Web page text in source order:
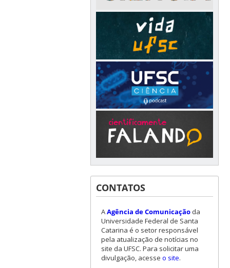
CONTATOS
AAgência de Comunicaçãoda
Universidade Federal de Santa
Catarina é o setor responsável
pela atualização de notícias no
site da UFSC. Para solicitar uma
divulgação, acesse o site.